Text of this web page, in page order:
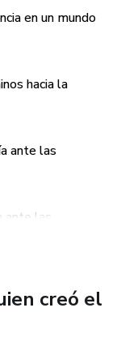
en un mundo
hacia la
ante las
ante las
creó el